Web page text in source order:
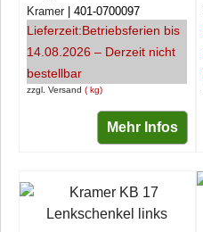
zzgl. Versand kg
Kramer 401-0700097
Lieferzeit:Betriebsferien bis
14.08.2026 – Derzeit nicht
bestellbar
Mehr Infos